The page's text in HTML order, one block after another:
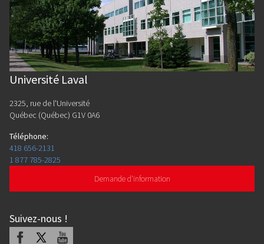
Université Laval
2325, rue de l'Université
Québec (Québec) G1V 0A6
Téléphone:
418 656-2131
1 877 785-2825
Demande d'information
Suivez-nous !
Facebook Youtube